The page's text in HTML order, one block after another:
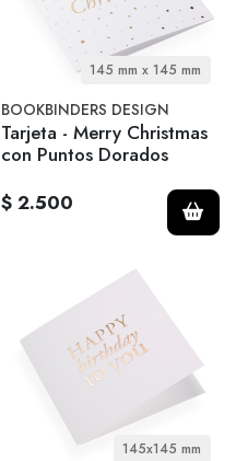
145 mm x 145 mm
BOOKBINDERS DESIGN
Tarjeta - Merry Christmas
con Puntos Dorados
$ 2.500
145x145 mm